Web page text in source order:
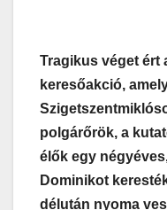
Tragikus véget ért
keresőakció,
polgárőrök, a
élők egy
Dominikot
délután nyoma